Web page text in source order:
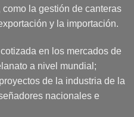
la gestión de canteras
y la importación.
en los mercados de
a nivel mundial;
de la industria de la
nacionales e